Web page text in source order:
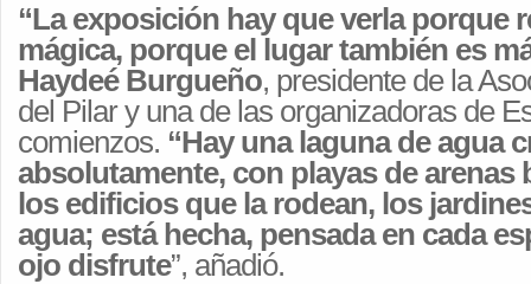
“La exposición hay que verla porque
mágica, porque el lugar también es
Haydeé Burgueño, presidente de la
del Pilar y una de las organizadoras de
comienzos. “Hay una laguna de agua
absolutamente, con playas de arenas
los edificios que la rodean, los
agua; está hecha, pensada en cada
ojo disfrute”, añadió.